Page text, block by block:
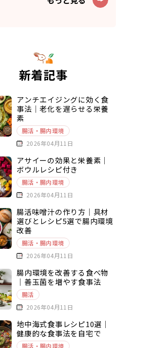
新着記事
アンチエイジングに効く食
事法｜老化を遅らせる栄養
素
腸活・腸内環境
2026年04月11日
アサイーの効果と栄養素｜
ボウルレシピ付き
腸活・腸内環境
2026年04月11日
腸活味噌汁の作り方｜具材
選びとレシピ5選で腸内環境
改善
腸活・腸内環境
2026年04月11日
腸内環境を改善する食べ物
｜善玉菌を増やす食事法
腸活
2026年04月11日
地中海式食事レシピ10選｜
健康的な食事法を自宅で
腸活・腸内環境